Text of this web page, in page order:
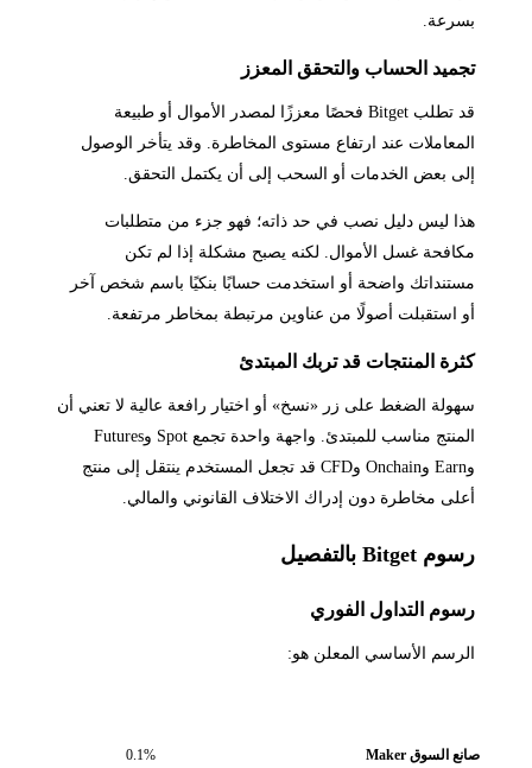
بسرعة.
تجميد الحساب والتحقق المعزز
قد تطلب Bitget فحصًا معززًا لمصدر الأموال أو طبيعة
المعاملات عند ارتفاع مستوى المخاطرة. وقد يتأخر الوصول
إلى بعض الخدمات أو السحب إلى أن يكتمل التحقق.
هذا ليس دليل نصب في حد ذاته؛ فهو جزء من متطلبات
مكافحة غسل الأموال. لكنه يصبح مشكلة إذا لم تكن
مستنداتك واضحة أو استخدمت حسابًا بنكيًا باسم شخص آخر
أو استقبلت أصولًا من عناوين مرتبطة بمخاطر مرتفعة.
كثرة المنتجات قد تربك المبتدئ
سهولة الضغط على زر «نسخ» أو اختيار رافعة عالية لا تعني أن
المنتج مناسب للمبتدئ. واجهة واحدة تجمع Spot وFutures
وEarn وOnchain وCFD قد تجعل المستخدم ينتقل إلى منتج
أعلى مخاطرة دون إدراك الاختلاف القانوني والمالي.
رسوم Bitget بالتفصيل
رسوم التداول الفوري
الرسم الأساسي المعلن هو:
صانع السوق Maker 0.1%